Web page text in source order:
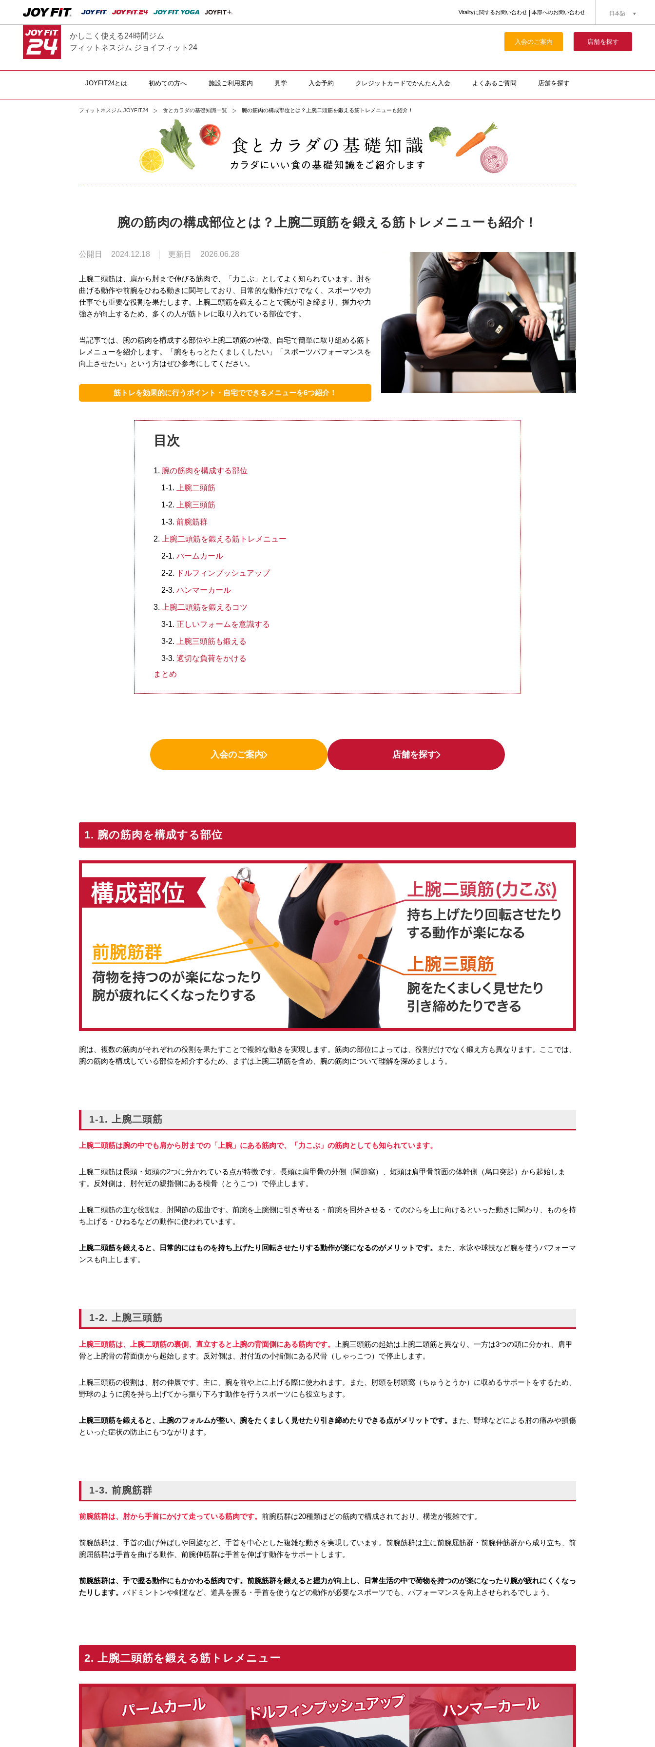
Vitalityに関するお問い合わせ 本部へのお問い合わせ
日本語
簡体中文
かしこく使える24時間ジム
フィットネスジム ジョイフィット24
入会のご案内 店舗を探す
JOYFIT24とは 初めての方へ 施設ご利用案内 見学 入会予約 クレジットカードでかんたん入会 よくあるご質問 店舗を探す
フィットネスジム JOYFIT24 食とカラダの基礎知識一覧 腕の筋肉の構成部位とは？上腕二頭筋を鍛える筋トレメニューも紹介！
腕の筋肉の構成部位とは？上腕二頭筋を鍛える筋トレメニューも紹介！
公開日 2024.12.18 更新日 2026.06.28
上腕二頭筋は、肩から肘まで伸びる筋肉で、「力こぶ」としてよく知られています。肘を
曲げる動作や前腕をひねる動きに関与しており、日常的な動作だけでなく、スポーツや力
仕事でも重要な役割を果たします。上腕二頭筋を鍛えることで腕が引き締まり、握力や力
強さが向上するため、多くの人が筋トレに取り入れている部位です。
当記事では、腕の筋肉を構成する部位や上腕二頭筋の特徴、自宅で簡単に取り組める筋ト
レメニューを紹介します。「腕をもっとたくましくしたい」「スポーツパフォーマンスを
向上させたい」という方はぜひ参考にしてください。
筋トレを効果的に行うポイント・自宅でできるメニューを6つ紹介！
目次
腕の筋肉を構成する部位
上腕二頭筋
上腕三頭筋
前腕筋群
上腕二頭筋を鍛える筋トレメニュー
パームカール
ドルフィンプッシュアップ
ハンマーカール
上腕二頭筋を鍛えるコツ
正しいフォームを意識する
上腕三頭筋も鍛える
適切な負荷をかける
まとめ
入会のご案内 店舗を探す
1. 腕の筋肉を構成する部位
腕は、複数の筋肉がそれぞれの役割を果たすことで複雑な動きを実現します。筋肉の部位によっては、役割だけでなく鍛え方も異なります。ここでは、
腕の筋肉を構成している部位を紹介するため、まずは上腕二頭筋を含め、腕の筋肉について理解を深めましょう。
1-1. 上腕二頭筋
上腕二頭筋は腕の中でも肩から肘までの「上腕」にある筋肉で、「力こぶ」の筋肉としても知られています。
上腕二頭筋は長頭・短頭の2つに分かれている点が特徴です。長頭は肩甲骨の外側（関節窩）、短頭は肩甲骨前面の体幹側（烏口突起）から起始しま
す。反対側は、肘付近の親指側にある橈骨（とうこつ）で停止します。
上腕二頭筋の主な役割は、肘関節の屈曲です。前腕を上腕側に引き寄せる・前腕を回外させる・てのひらを上に向けるといった動きに関わり、ものを持
ち上げる・ひねるなどの動作に使われています。
上腕二頭筋を鍛えると、日常的にはものを持ち上げたり回転させたりする動作が楽になるのがメリットです。
また、水泳や球技など腕を使うパフォーマ
ンスも向上します。
1-2. 上腕三頭筋
上腕三頭筋は、上腕二頭筋の裏側、直立すると上腕の背面側にある筋肉です。
上腕三頭筋の起始は上腕二頭筋と異なり、一方は3つの頭に分かれ、肩甲
骨と上腕骨の背面側から起始します。反対側は、肘付近の小指側にある尺骨（しゃっこつ）で停止します。
上腕三頭筋の役割は、肘の伸展です。主に、腕を前や上に上げる際に使われます。また、肘頭を肘頭窩（ちゅうとうか）に収めるサポートをするため、
野球のように腕を持ち上げてから振り下ろす動作を行うスポーツにも役立ちます。
上腕三頭筋を鍛えると、上腕のフォルムが整い、腕をたくましく見せたり引き締めたりできる点がメリットです。
また、野球などによる肘の痛みや損傷
といった症状の防止にもつながります。
1-3. 前腕筋群
前腕筋群は、肘から手首にかけて走っている筋肉です。 前腕筋群は20種類ほどの筋肉で構成されており、構造が複雑です。
前腕筋群は、手首の曲げ伸ばしや回旋など、手首を中心とした複雑な動きを実現しています。前腕筋群は主に前腕屈筋群・前腕伸筋群から成り立ち、前
腕屈筋群は手首を曲げる動作、前腕伸筋群は手首を伸ばす動作をサポートします。
前腕筋群は、手で握る動作にもかかわる筋肉です。前腕筋群を鍛えると握力が向上し、日常生活の中で荷物を持つのが楽になったり腕が疲れにくくなっ
たりします。 バドミントンや剣道など、道具を握る・手首を使うなどの動作が必要なスポーツでも、パフォーマンスを向上させられるでしょう。
2. 上腕二頭筋を鍛える筋トレメニュー